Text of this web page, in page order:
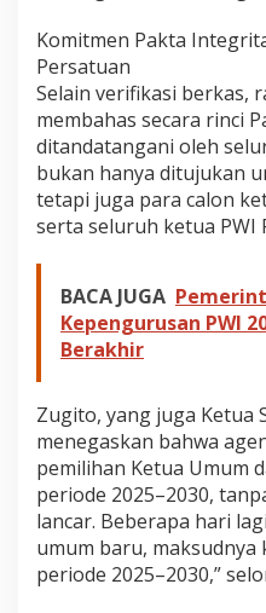
Komitmen Pakta
Persatuan
Selain verifikasi berkas,
membahas secara rinci
ditandatangani oleh
bukan hanya ditujukan
tetapi juga para calon
serta seluruh ketua PWI
BACA JUGA
Kepengurusan PWI
Berakhir
Zugito, yang juga Ketua
menegaskan bahwa
pemilihan Ketua Umum
periode 2025–2030,
lancar. Beberapa hari
umum baru, maksudnya
periode 2025–2030,”